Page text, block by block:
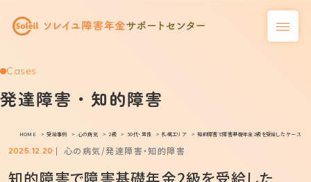
Cases
発達障害・知的障害
HOME 受給事例 心の病気 2級 50代・男性 札幌エリア 知的障害で障害基礎年金2級を受給したケース
2025.12.20 心の病気 発達障害・知的障害
知的障害で障害基礎年金2級を受給した